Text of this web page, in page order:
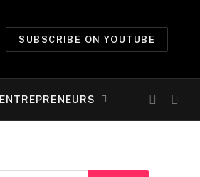
SUBSCRIBE ON YOUTUBE
ENTREPRENEURS